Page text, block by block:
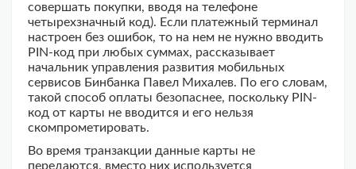
совершать покупки, вводя на телефоне
четырехзначный код). Если платежный терминал
настроен без ошибок, то на нем не нужно вводить
PIN-код при любых суммах, рассказывает
начальник управления развития мобильных
сервисов Бинбанка Павел Михалев. По его словам,
такой способ оплаты безопаснее, поскольку PIN-
код от карты не вводится и его нельзя
скомпрометировать.
Во время транзакции данные карты не
передаются, вместо них используется